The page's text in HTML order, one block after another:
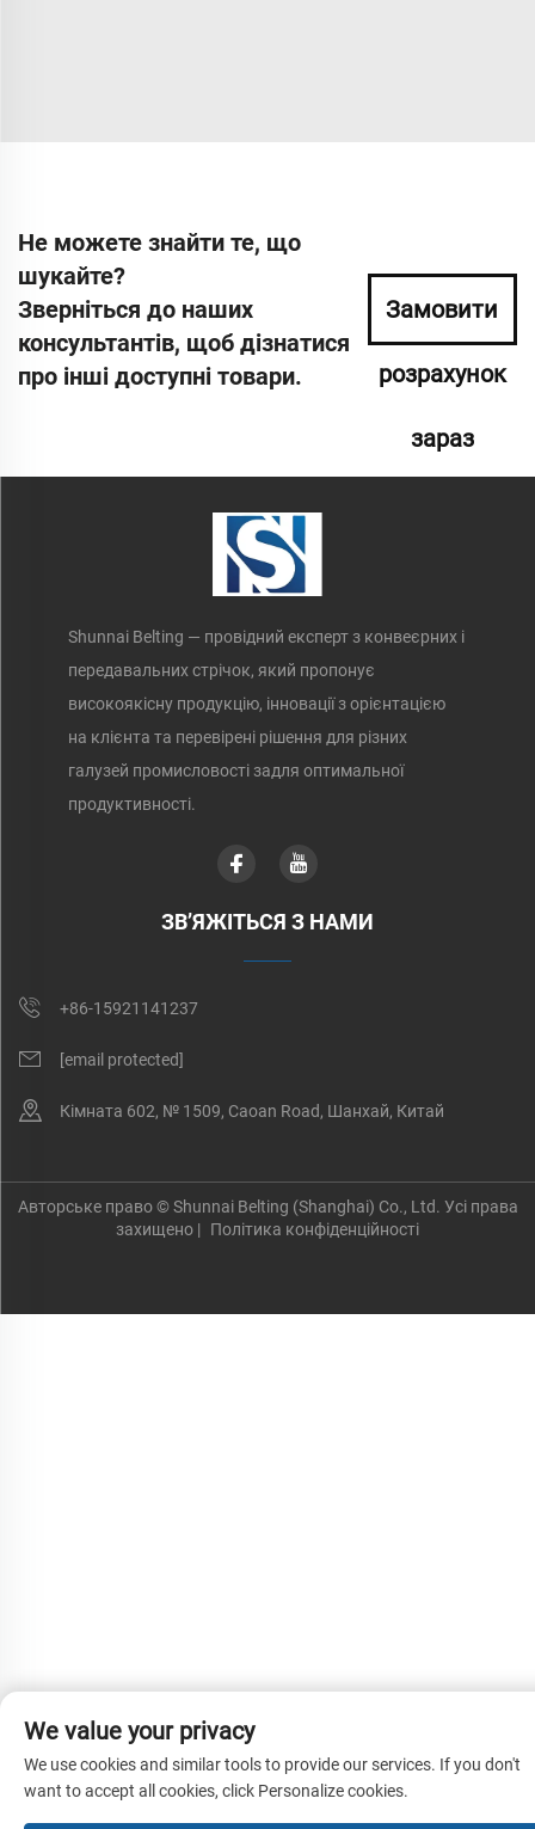
Не можете знайти те, що
шукайте?
Зверніться до наших
консультантів, щоб дізнатися
про інші доступні товари.
Замовити
розрахунок
зараз
Shunnai Belting — провідний експерт з конвеєрних і
передавальних стрічок, який пропонує
високоякісну продукцію, інновації з орієнтацією
на клієнта та перевірені рішення для різних
галузей промисловості задля оптимальної
продуктивності.
ЗВ’ЯЖІТЬСЯ З НАМИ
+86-15921141237
[email protected]
Кімната 602, № 1509, Caoan Road, Шанхай, Китай
Авторське право © Shunnai Belting (Shanghai) Co., Ltd. Усі права
захищено |
Політика конфіденційності
We value your privacy
We use cookies and similar tools to provide our services. If you don't
want to accept all cookies, click Personalize cookies.